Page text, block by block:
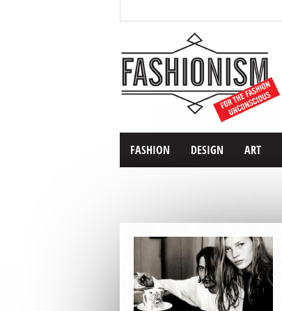
FASHION DESIGN ART